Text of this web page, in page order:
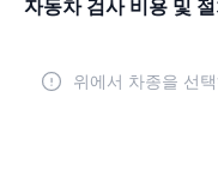
자동차 검사 비용 및 절
위에서 차종을 선